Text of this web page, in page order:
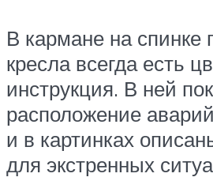
В кармане на спинке
кресла всегда есть
инструкция. В ней
расположение
и в картинках
для экстренных